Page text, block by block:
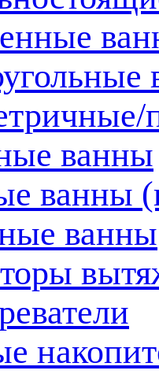
ванны
ванны
ванны